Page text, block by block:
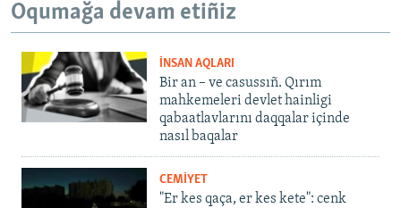
Oqumağa devam etiñiz
İNSAN AQLARI
Bir an – ve casussıñ. Qırım
mahkemeleri devlet hainligi
qabaatlavlarını daqqalar içinde
nasıl baqalar
CEMİYET
"Er kes qaça, er kes kete": cenk